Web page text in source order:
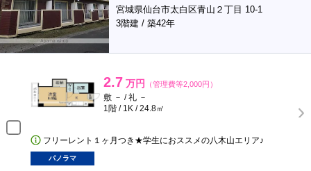
宮城県仙台市太白区青山２丁目 10-1
3階建 / 築42年
2.7 万円 （管理費等2,000円）
敷 － / 礼 －
1階 / 1K / 24.8㎡
フリーレント１ヶ月つき★学生におススメの八木山エリア♪
パノラマ